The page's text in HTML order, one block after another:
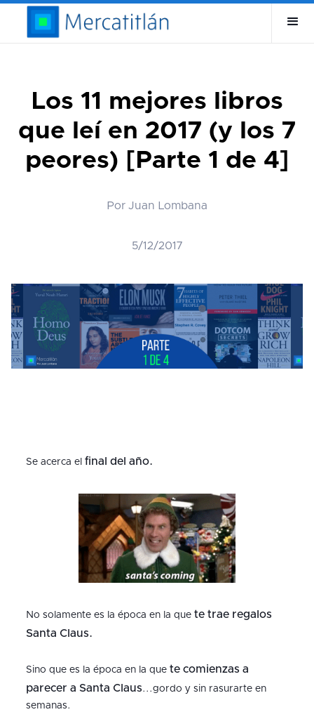
Los 11 mejores libros
que leí en 2017 (y los 7
peores) [Parte 1 de 4]
Por Juan Lombana
5/12/2017
Se acerca el final del año.
No solamente es la época en la que te trae regalos
Santa Claus.
Sino que es la época en la que te comienzas a
parecer a Santa Claus...gordo y sin rasurarte en
semanas.